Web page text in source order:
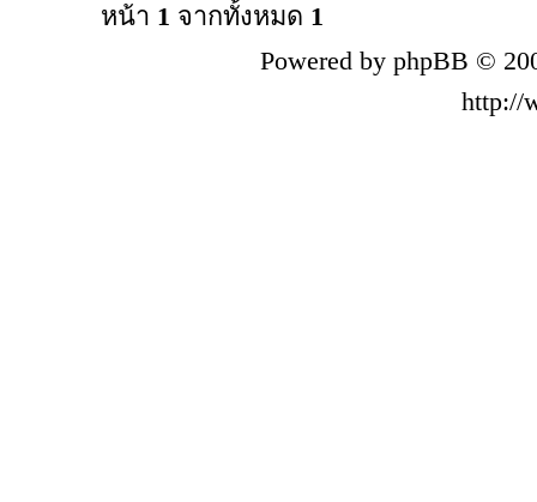
หน้า 1 จากทั้งหมด 1
Powered by phpBB ©
http://